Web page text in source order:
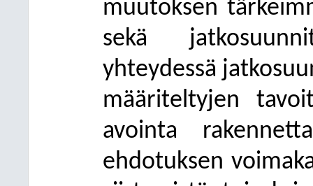
muutoksen
sekä
yhteydessä
määriteltyjen
avointa
ehdotuksen